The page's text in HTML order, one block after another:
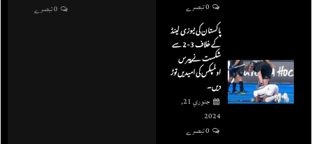
0 تبصرے
پاکستان کی نیوزی لینڈ
کے خلاف 3-2 سے
شکست نے پیرس
اولمپکس کی امیدیں توڑ
دیں۔
جنوري 21,
2024
0 تبصرے
0 تبصرے